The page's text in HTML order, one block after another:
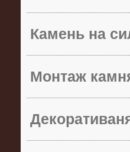
Камень на
Монтаж